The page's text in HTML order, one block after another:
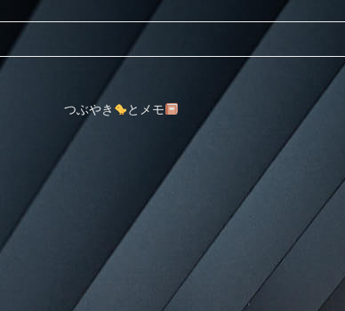
つぶやき とメモ